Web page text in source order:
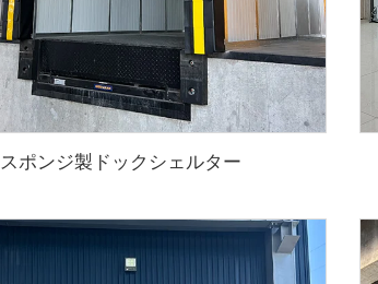
スポンジ製ドックシェルター